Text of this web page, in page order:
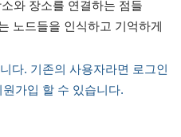
와 장소를 연결하는 점들
노드들을 인식하고 기억하게
다. 기존의 사용자라면 로그인
가입 할 수 있습니다.